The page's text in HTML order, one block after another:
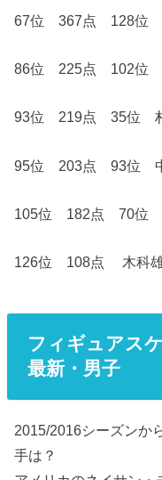
67位 367点 128位
86位 225点 102位
93位 219点 35位
95位 203点 93位
105位 182点 70位
126位 108点 木科
フィギュアス
最新・男子
2015/2016シーズンか
手は？